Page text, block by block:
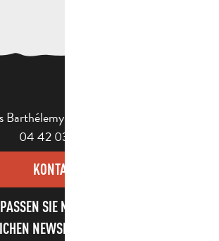
Barthélemy - 13400 Aubagne
04 42 03 49 98
KONTAKT
SIE NICHT UNSEREN
NEWSLETTER UND UNSERE